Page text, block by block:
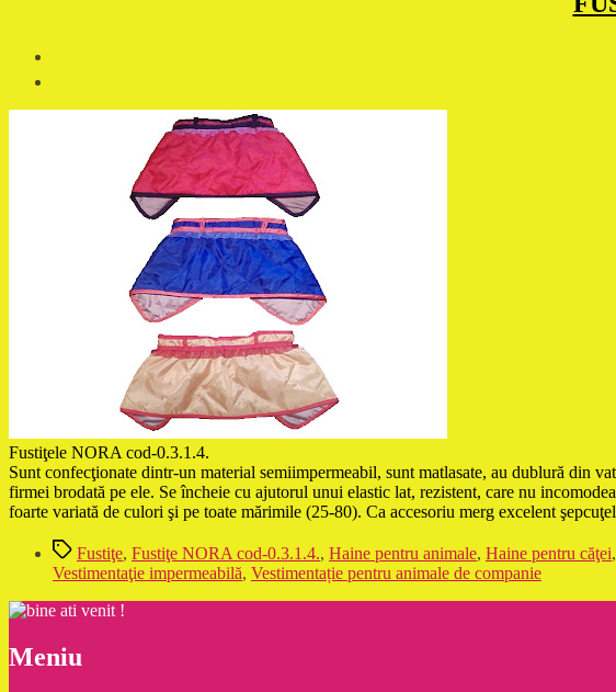
Fustiţele NORA cod-0.3.1.4.
Sunt confecţionate dintr-un material semiimpermeabil, sunt matlasate, au dublură din
firmei brodată pe ele. Se încheie cu ajutorul unui elastic lat, rezistent, care nu
foarte variată de culori şi pe toate mărimile (25-80). Ca accesoriu merg excelent
Etichete
Fustiţe, Fustiţe NORA cod-0.3.1.4., Haine pentru animale, Haine pentru căţei,
Vestimentaţie impermeabilă, Vestimentație pentru animale de companie
Meniu